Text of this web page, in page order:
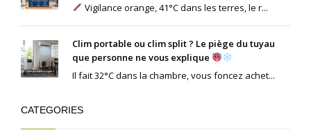
Vigilance orange, 41°C dans les terres, le r...
Clim portable ou clim split ? Le piège du tuyau
que personne ne vous explique
Il fait 32°C dans la chambre, vous foncez achet...
CATEGORIES